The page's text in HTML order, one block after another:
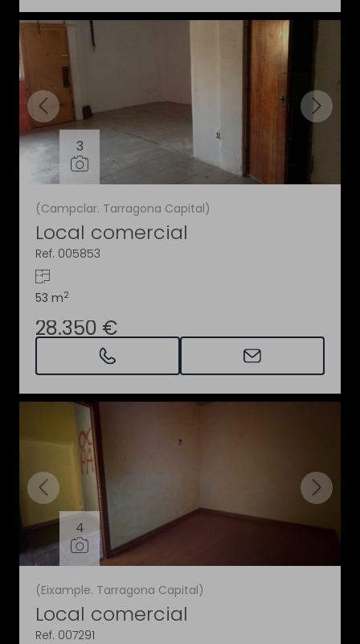
3
(Campclar. Tarragona Capital)
Local comercial
Ref. 005853
53 m2
28.350 €
4
(Eixample. Tarragona Capital)
Local comercial
Ref. 007291